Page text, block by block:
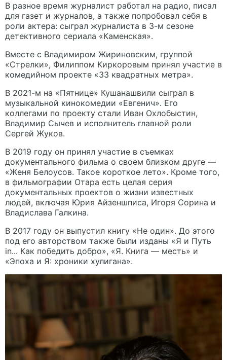
В разное время журналист работал на радио, писал
для газет и журналов, а также попробовал себя в
роли актера: сыграл журналиста в 3-м сезоне
детективного сериала «Каменская».
Вместе с Владимиром Жириновским, группой
«Стрелки», Филиппом Киркоровым принял участие в
комедийном проекте «33 квадратных метра».
В 2021-м на «Пятнице» Кушанашвили сыграл в
музыкальной кинокомедии «Евгенич». Его
коллегами по проекту стали Иван Охлобыстин,
Владимир Сычев и исполнитель главной роли
Сергей Жуков.
В 2019 году он принял участие в съемках
документального фильма о своем близком друге —
«Женя Белоусов. Такое короткое лето». Кроме того,
в фильмографии Отара есть целая серия
документальных проектов о жизни известных
людей, включая Юрия Айзеншписа, Игоря Сорина и
Владислава Галкина.
В 2017 году он выпустил книгу «Не один». До этого
под его авторством также были изданы «Я и Путь
in... Как победить добро», «Я. Книга — месть» и
«Эпоха и Я: хроники хулигана».